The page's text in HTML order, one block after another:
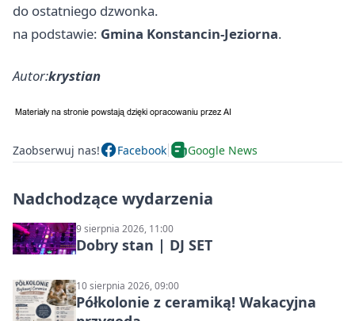
do ostatniego dzwonka.
na podstawie: Gmina Konstancin-Jeziorna.
Autor:krystian
Zaobserwuj nas! Facebook Google News
Nadchodzące wydarzenia
9 sierpnia 2026, 11:00
Dobry stan | DJ SET
10 sierpnia 2026, 09:00
Półkolonie z ceramiką! Wakacyjna